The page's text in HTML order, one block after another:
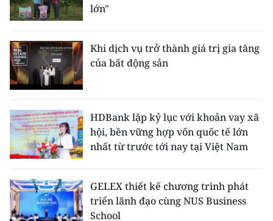
lớn"
Khi dịch vụ trở thành giá trị gia tăng
của bất động sản
HDBank lập kỷ lục với khoản vay xã
hội, bền vững hợp vốn quốc tế lớn
nhất từ trước tới nay tại Việt Nam
GELEX thiết kế chương trình phát
triển lãnh đạo cùng NUS Business
School